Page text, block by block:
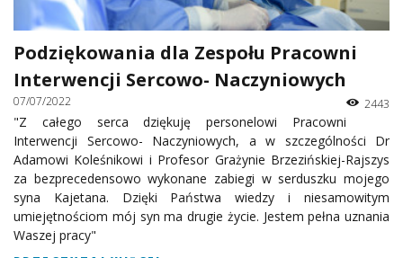
Podziękowania dla Zespołu Pracowni
Interwencji Sercowo- Naczyniowych
07/07/2022 2443
"Z całego serca dziękuję personelowi Pracowni
Interwencji Sercowo- Naczyniowych, a w szczególności Dr
Adamowi Koleśnikowi i Profesor Grażynie Brzezińskiej-Rajszys
za bezprecedensowo wykonane zabiegi w serduszku mojego
syna Kajetana. Dzięki Państwa wiedzy i niesamowitym
umiejętnościom mój syn ma drugie życie. Jestem pełna uznania
Waszej pracy"